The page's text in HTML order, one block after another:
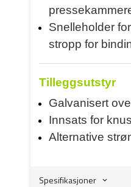
Snelleholder
stropp for
Tilleggsutstyr
Galvanisert
Innsats for
Alternative
Spesifikasjoner